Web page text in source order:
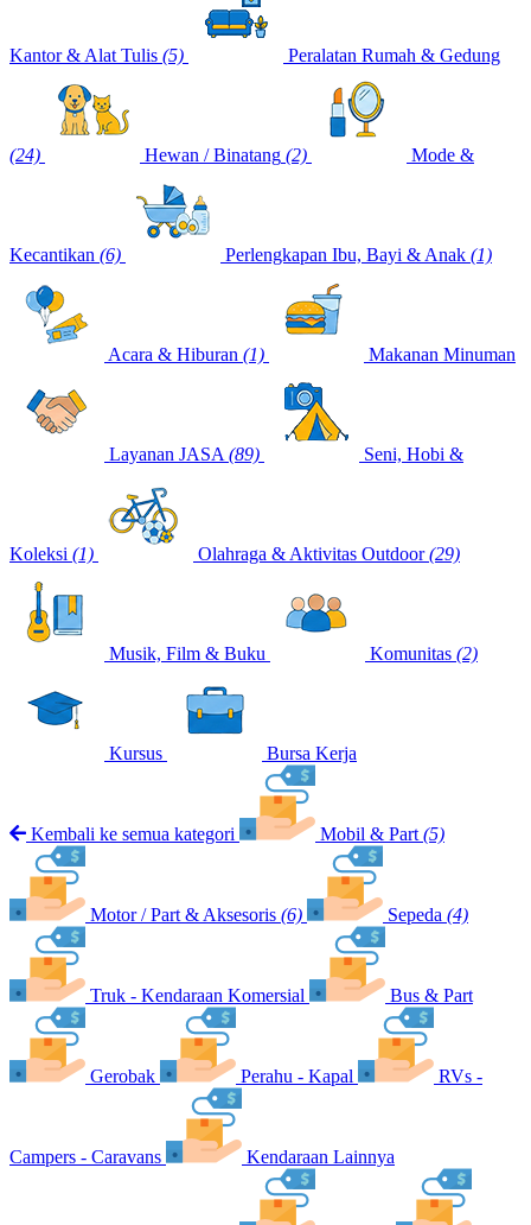
Kantor & Alat Tulis (5) Peralatan Rumah & Gedung
(24) Hewan / Binatang (2) Mode &
Kecantikan (6) Perlengkapan Ibu, Bayi & Anak (1)
Acara & Hiburan (1) Makanan Minuman
Layanan JASA (89) Seni, Hobi &
Koleksi (1) Olahraga & Aktivitas Outdoor (29)
Musik, Film & Buku Komunitas (2)
Kursus Bursa Kerja
Kembali ke semua kategori Mobil & Part (5)
Motor / Part & Aksesoris (6) Sepeda (4)
Truk - Kendaraan Komersial Bus & Part
Gerobak Perahu - Kapal RVs -
Campers - Caravans Kendaraan Lainnya